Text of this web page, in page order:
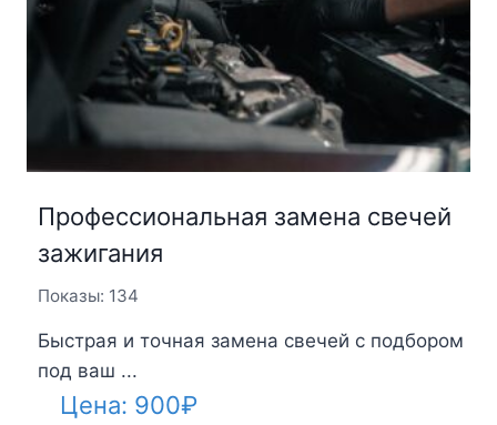
Профессиональная замена свечей
зажигания
Показы: 134
Быстрая и точная замена свечей с подбором
под ваш ...
Цена: 900₽